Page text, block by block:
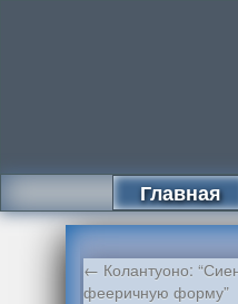
Главная
← Колантуоно:
фееричную форму”